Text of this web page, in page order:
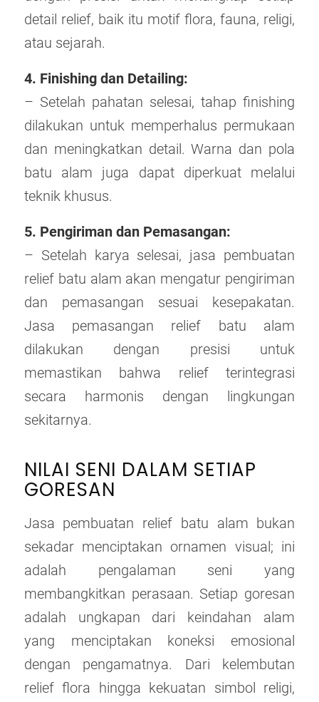
detail relief, baik itu motif flora, fauna, religi,
atau sejarah.
4. Finishing dan Detailing:
– Setelah pahatan selesai, tahap finishing
dilakukan untuk memperhalus permukaan
dan meningkatkan detail. Warna dan pola
batu alam juga dapat diperkuat melalui
teknik khusus.
5. Pengiriman dan Pemasangan:
– Setelah karya selesai, jasa pembuatan
relief batu alam akan mengatur pengiriman
dan pemasangan sesuai kesepakatan.
Jasa pemasangan relief batu alam
dilakukan dengan presisi untuk
memastikan bahwa relief terintegrasi
secara harmonis dengan lingkungan
sekitarnya.
NILAI SENI DALAM SETIAP
GORESAN
Jasa pembuatan relief batu alam bukan
sekadar menciptakan ornamen visual; ini
adalah pengalaman seni yang
membangkitkan perasaan. Setiap goresan
adalah ungkapan dari keindahan alam
yang menciptakan koneksi emosional
dengan pengamatnya. Dari kelembutan
relief flora hingga kekuatan simbol religi,